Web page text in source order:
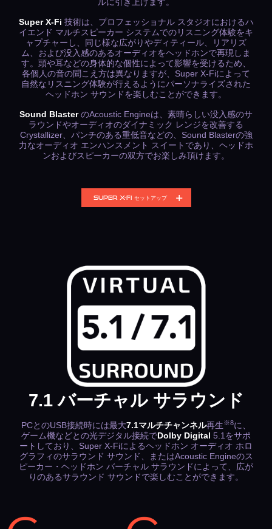
ルに引き上げます。
Super X-Fi 技術は、プロフェッショナル スタジオにおけるハ
イエンド マルチスピーカー システムでのリスニング体験をキ
ャプチャーし、同じ様な広がりやディティール、リアリズ
ム、および没入感のあるオーディオをヘッドホンで再現しま
す。頭や耳などの身体的な個性によって影響を受けるため、
各個人の音の聞こえ方は異なりますが、Super X-Fiによって
自然なリスニング体験が行えるようにパーソナライズされた
ヘッドホン サウンドを楽しむことができます。
Sound BlasterのAcoustic Engineは、素晴らしい没入感のサ
ラウンドやオーディオのダイナミック レンジを改善する
Crystallizer、パンチのある重低音などの、Sound Blasterの強
力なオーディオ エンハンスメント スイートであり、ヘッドホ
ンおよびスピーカーの双方でお楽しみ頂けます。
SUPER X-FI セットアップ
スマートフォンにSXFI Appをインストールし、Super X-Fi
アカウントを作成します。
（Creativeオンライン ストアのアカウントではありませ
ん）
ステップ2
7.1 バーチャル サラウンド
PCとのUSB接続時には最大7.1マルチチャンネル再生※8に、
ゲーム機などとの光デジタル接続でDolby Digital 5.1をサポ
ートしており、Super X-Fiによるヘッドホン オーディオ ホロ
グラフィのサラウンド サウンド、またはAcoustic Engineのス
ピーカー・ヘッドホン バーチャル サラウンドによって、広が
りのあるサラウンド サウンドで楽しむことができます。